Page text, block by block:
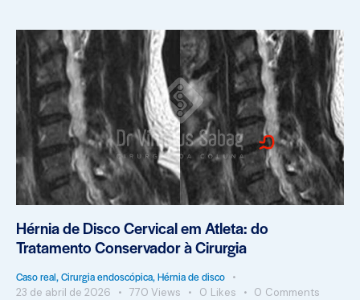
Hérnia de Disco Cervical em Atleta: do
Tratamento Conservador à Cirurgia
Caso real,Cirurgia endoscópica,Hérnia de disco
23 de abril de 2026 770 Views 0 Likes 0 Comments